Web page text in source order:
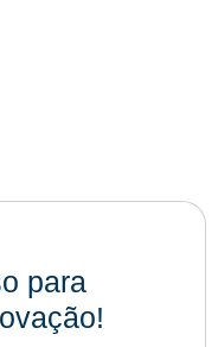
para